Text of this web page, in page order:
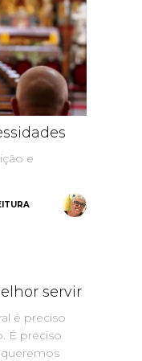
e
servir
é preciso
É preciso